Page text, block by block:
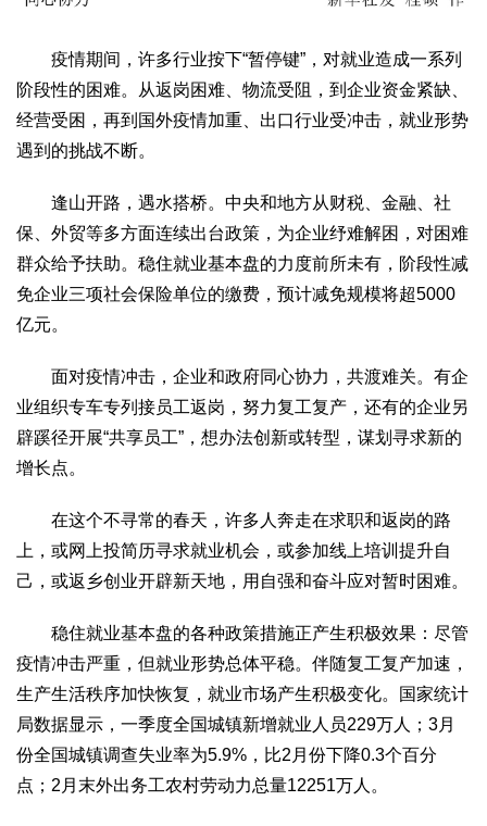
访谈 动态
地方
京 津 冀 晋 蒙 辽 沪 苏 浙 皖
甘 青 新 港 澳 台
智库
智库专家
信息
在线期刊
2017 2016 2015 2018 2019
关于我们
杂志简介 杂志编委会 组织机构 联系我们 智慧中国动态
智慧城市
全景中国 智慧旅游 智慧教育 智慧医疗
智慧交通
智慧会客厅 县域经济 城乡建设
康养
工作动态 康养思语 明星老人 项目介绍
县域经济
成果展示
政策发布 视频播报 工程案例
康养智库
合作伙伴
疫情期间，许多行业按下“暂停键”，对就业造成一系列
阶段性的困难。从返岗困难、物流受阻，到企业资金紧缺、
经营受困，再到国外疫情加重、出口行业受冲击，就业形势
遇到的挑战不断。
逢山开路，遇水搭桥。中央和地方从财税、金融、社
保、外贸等多方面连续出台政策，为企业纾难解困，对困难
群众给予扶助。稳住就业基本盘的力度前所未有，阶段性减
免企业三项社会保险单位的缴费，预计减免规模将超5000
亿元。
面对疫情冲击，企业和政府同心协力，共渡难关。有企
业组织专车专列接员工返岗，努力复工复产，还有的企业另
辟蹊径开展“共享员工”，想办法创新或转型，谋划寻求新的
增长点。
在这个不寻常的春天，许多人奔走在求职和返岗的路
上，或网上投简历寻求就业机会，或参加线上培训提升自
己，或返乡创业开辟新天地，用自强和奋斗应对暂时困难。
稳住就业基本盘的各种政策措施正产生积极效果：尽管
疫情冲击严重，但就业形势总体平稳。伴随复工复产加速，
生产生活秩序加快恢复，就业市场产生积极变化。国家统计
局数据显示，一季度全国城镇新增就业人员229万人；3月
份全国城镇调查失业率为5.9%，比2月份下降0.3个百分
点；2月末外出务工农村劳动力总量12251万人。